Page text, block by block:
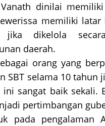
dinilai
memiliki
jika dikelola
daerah.
orang yang
SBT selama 10 tahun
ini sangat baik sekali.
pertimbangan
pada pengalaman